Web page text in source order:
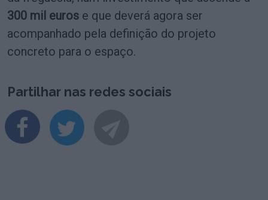
300 mil euros e que deverá agora ser
acompanhado pela definição do projeto
concreto para o espaço.
Partilhar nas redes sociais